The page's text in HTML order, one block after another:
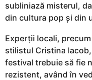
subliniază misterul,
din cultura pop și din
Experții locali,
stilistul Cristina
festival trebuie să fie
rezistent, având în